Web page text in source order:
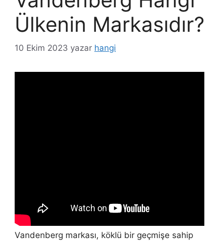
Ülkenin Markasıdır?
10 Ekim 2023 yazar hangi
Vandenberg markası, köklü bir geçmişe sahip